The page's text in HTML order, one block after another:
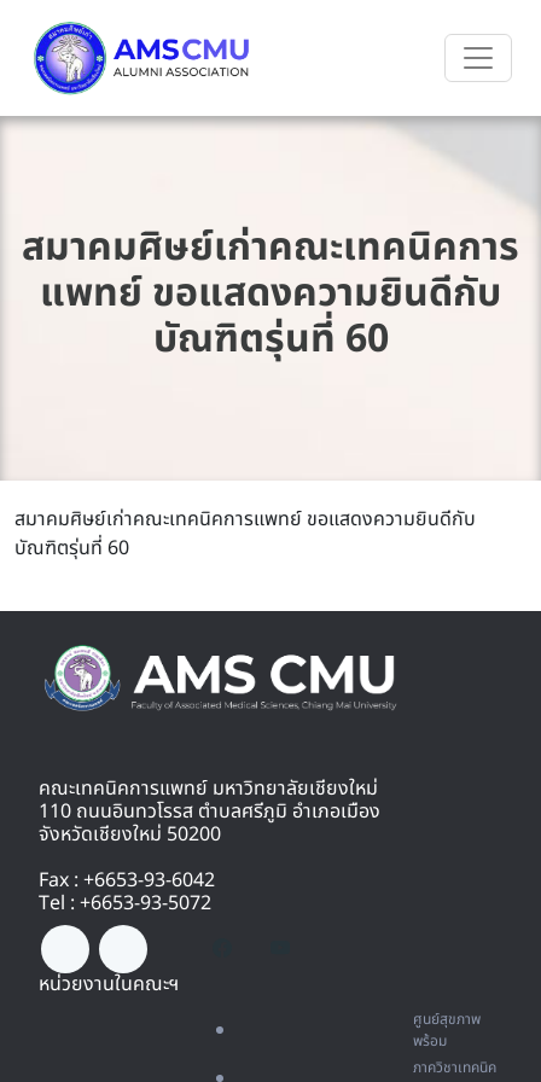
สมาคมศิษย์เก่าคณะเทคนิคการ
แพทย์ ขอแสดงความยินดีกับ
บัณฑิตรุ่นที่ 60
สมาคมศิษย์เก่าคณะเทคนิคการแพทย์ ขอแสดงความยินดีกับ
บัณฑิตรุ่นที่ 60
คณะเทคนิคการแพทย์ มหาวิทยาลัยเชียงใหม่
110 ถนนอินทวโรรส ตำบลศรีภูมิ อำเภอเมือง
จังหวัดเชียงใหม่ 50200
Fax : +6653-93-6042
Tel : +6653-93-5072
หน่วยงานในคณะฯ
ศูนย์สุขภาพ
พร้อม
ภาควิชาเทคนิค